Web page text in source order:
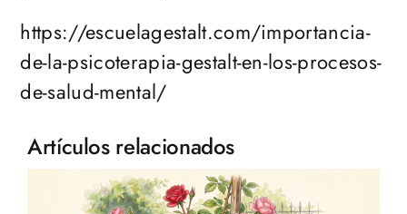
https://escuelagestalt.com/importancia-
de-la-psicoterapia-gestalt-en-los-procesos-
de-salud-mental/
Artículos relacionados